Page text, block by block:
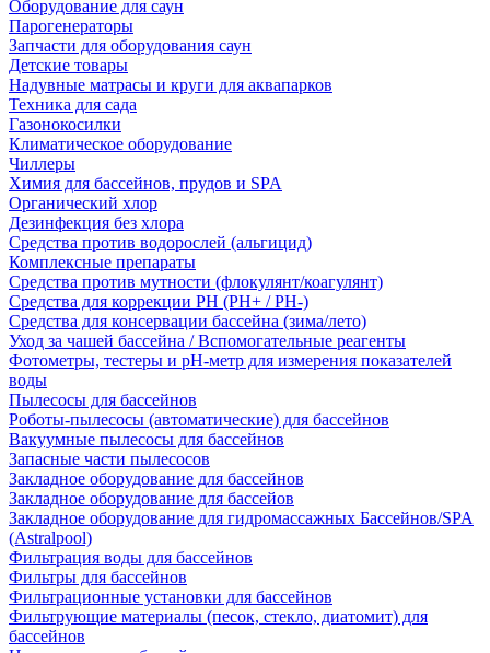
Оборудование для саун
Парогенераторы
Запчасти для оборудования саун
Детские товары
Надувные матрасы и круги для аквапарков
Техника для сада
Газонокосилки
Климатическое оборудование
Чиллеры
Химия для бассейнов, прудов и SPA
Органический хлор
Дезинфекция без хлора
Средства против водорослей (альгицид)
Комплексные препараты
Средства против мутности (флокулянт/коагулянт)
Средства для коррекции PH (PH+ / PH-)
Средства для консервации бассейна (зима/лето)
Уход за чашей бассейна / Вспомогательные реагенты
Фотометры, тестеры и рН-метр для измерения показателей
воды
Пылесосы для бассейнов
Роботы-пылесосы (автоматические) для бассейнов
Вакуумные пылесосы для бассейнов
Запасные части пылесосов
Закладное оборудование для бассейнов
Закладное оборудование для бассейов
Закладное оборудование для гидромассажных Бассейнов/SPA
(Astralpool)
Фильтрация воды для бассейнов
Фильтры для бассейнов
Фильтрационные установки для бассейнов
Фильтрующие материалы (песок, стекло, диатомит) для
бассейнов